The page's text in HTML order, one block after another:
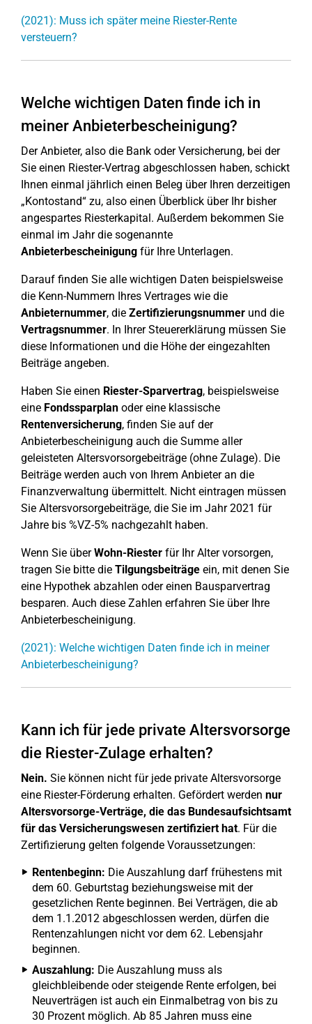
(2021): Muss ich später meine Riester-Rente
versteuern?
Welche wichtigen Daten finde ich in
meiner Anbieterbescheinigung?
Der Anbieter, also die Bank oder Versicherung, bei der
Sie einen Riester-Vertrag abgeschlossen haben, schickt
Ihnen einmal jährlich einen Beleg über Ihren derzeitigen
„Kontostand“ zu, also einen Überblick über Ihr bisher
angespartes Riesterkapital. Außerdem bekommen Sie
einmal im Jahr die sogenannte
Anbieterbescheinigung für Ihre Unterlagen.
Darauf finden Sie alle wichtigen Daten beispielsweise
die Kenn-Nummern Ihres Vertrages wie die
Anbieternummer, die Zertifizierungsnummer und die
Vertragsnummer. In Ihrer Steuererklärung müssen Sie
diese Informationen und die Höhe der eingezahlten
Beiträge angeben.
Haben Sie einen Riester-Sparvertrag, beispielsweise
eine Fondssparplan oder eine klassische
Rentenversicherung, finden Sie auf der
Anbieterbescheinigung auch die Summe aller
geleisteten Altersvorsorgebeiträge (ohne Zulage). Die
Beiträge werden auch von Ihrem Anbieter an die
Finanzverwaltung übermittelt. Nicht eintragen müssen
Sie Altersvorsorgebeiträge, die Sie im Jahr 2021 für
Jahre bis %VZ-5% nachgezahlt haben.
Wenn Sie überWohn-Riester für Ihr Alter vorsorgen,
tragen Sie bitte die Tilgungsbeiträge ein, mit denen Sie
eine Hypothek abzahlen oder einen Bausparvertrag
besparen. Auch diese Zahlen erfahren Sie über Ihre
Anbieterbescheinigung.
(2021): Welche wichtigen Daten finde ich in meiner
Anbieterbescheinigung?
Kann ich für jede private Altersvorsorge
die Riester-Zulage erhalten?
Nein. Sie können nicht für jede private Altersvorsorge
eine Riester-Förderung erhalten. Gefördert werden nur
Altersvorsorge-Verträge, die das Bundesaufsichtsamt
für das Versicherungswesen zertifiziert hat. Für die
Zertifizierung gelten folgende Voraussetzungen:
Rentenbeginn: Die Auszahlung darf frühestens mit
dem 60. Geburtstag beziehungsweise mit der
gesetzlichen Rente beginnen. Bei Verträgen, die ab
dem 1.1.2012 abgeschlossen werden, dürfen die
Rentenzahlungen nicht vor dem 62. Lebensjahr
beginnen.
Auszahlung: Die Auszahlung muss als
gleichbleibende oder steigende Rente erfolgen, bei
Neuverträgen ist auch ein Einmalbetrag von bis zu
30 Prozent möglich. Ab 85 Jahren muss eine